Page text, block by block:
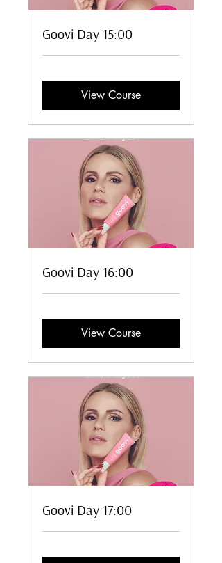
Goovi Day 15:00
View Course
Goovi Day 16:00
View Course
Goovi Day 17:00